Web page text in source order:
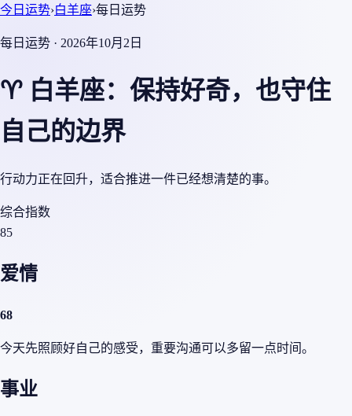
今日运势›白羊座›每日运势
每日运势 · 2026年10月2日
♈ 白羊座：保持好奇，也守住
自己的边界
行动力正在回升，适合推进一件已经想清楚的事。
综合指数
85
爱情
68
今天先照顾好自己的感受，重要沟通可以多留一点时间。
事业